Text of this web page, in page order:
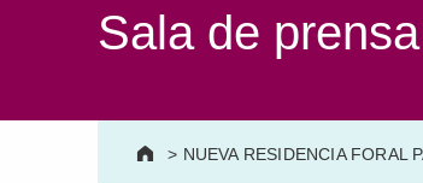
Sala de prensa
> NUEVA RESIDENCIA FORAL